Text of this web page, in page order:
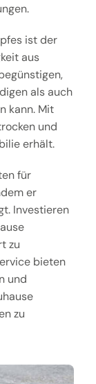
ist der
aus
als auch
kann. Mit
und
erhält.
für
er
Investieren
zu
bieten
und
zu